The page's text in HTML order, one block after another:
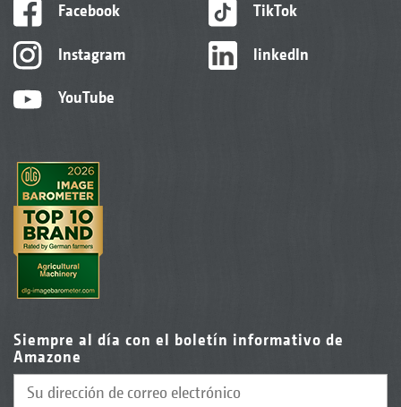
Facebook
Instagram
YouTube
TikTok
linkedIn
Siempre al día con el boletín informativo de
Amazone